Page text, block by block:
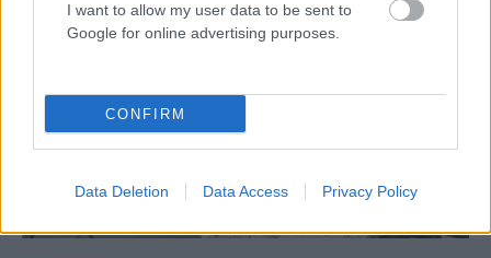
I want to allow my user data to be sent to
Google for online advertising purposes.
CONFIRM
Data Deletion Data Access Privacy Policy